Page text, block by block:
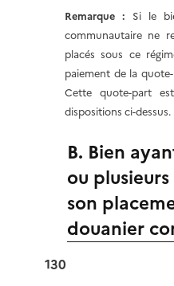
Remarque : Si le
communautaire ne
placés sous ce
paiement de la
Cette quote-part
dispositions ci-dessus.
B. Bien
ou
son
douanier
130